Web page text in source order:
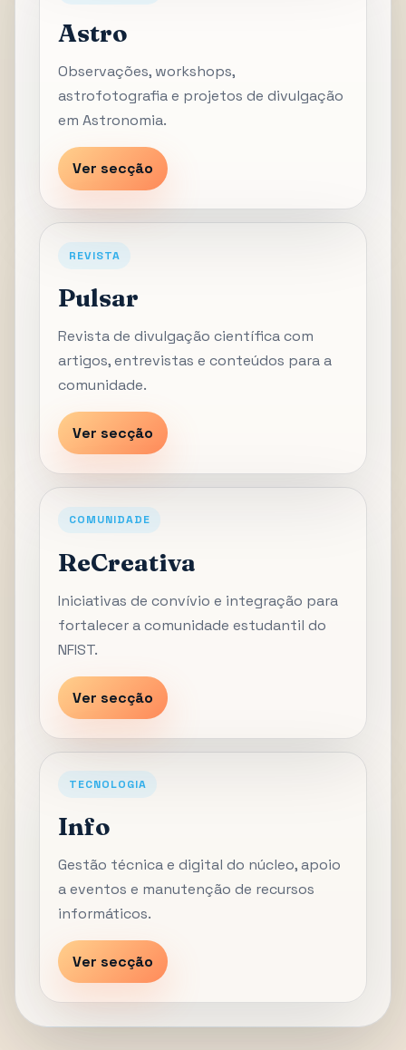
Astro
Observações, workshops,
astrofotografia e projetos de divulgação
em Astronomia.
Ver secção
REVISTA
Pulsar
Revista de divulgação científica com
artigos, entrevistas e conteúdos para a
comunidade.
Ver secção
COMUNIDADE
ReCreativa
Iniciativas de convívio e integração para
fortalecer a comunidade estudantil do
NFIST.
Ver secção
TECNOLOGIA
Info
Gestão técnica e digital do núcleo, apoio
a eventos e manutenção de recursos
informáticos.
Ver secção